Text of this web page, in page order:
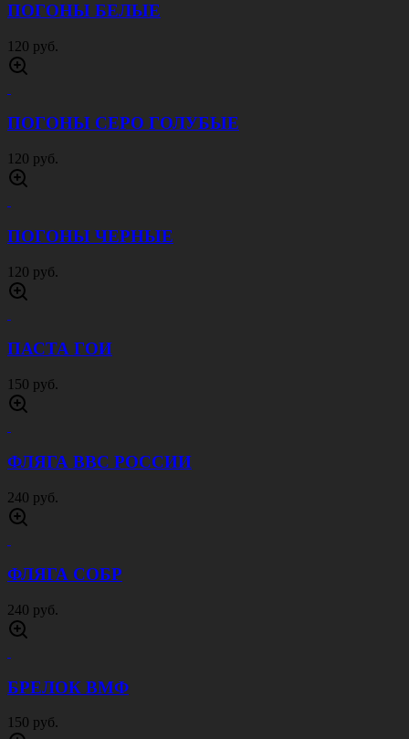
ПОГОНЫ БЕЛЫЕ
120 руб.
ПОГОНЫ СЕРО ГОЛУБЫЕ
120 руб.
ПОГОНЫ ЧЕРНЫЕ
120 руб.
ПАСТА ГОИ
150 руб.
ФЛЯГА ВВС РОССИИ
240 руб.
ФЛЯГА СОБР
240 руб.
БРЕЛОК ВМФ
150 руб.